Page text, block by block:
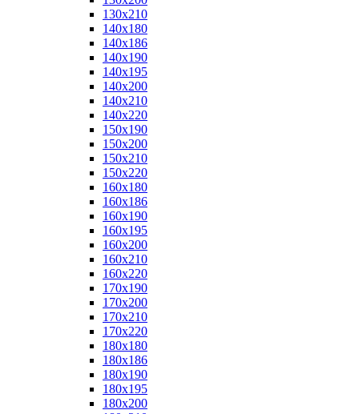
130x210
140x180
140x186
140x190
140x195
140x200
140x210
140x220
150x190
150x200
150x210
150x220
160x180
160x186
160x190
160x195
160x200
160x210
160x220
170x190
170x200
170x210
170x220
180x180
180x186
180x190
180x195
180x200